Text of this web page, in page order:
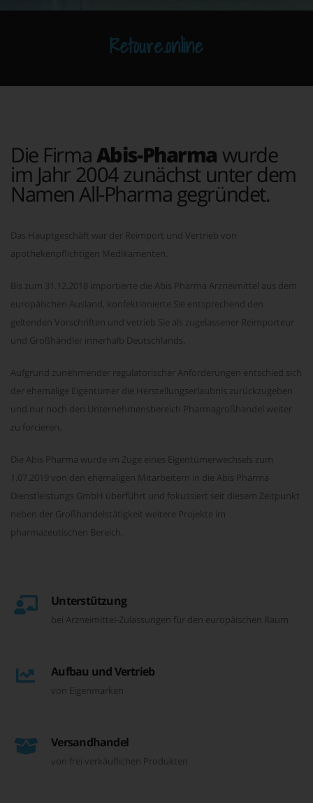
Retoure.online
Die Firma Abis-Pharma wurde
im Jahr 2004 zunächst unter dem
Namen All-Pharma gegründet.
Das Hauptgeschäft war der Reimport und Vertrieb von
apothekenpflichtigen Medikamenten.
Bis zum 31.12.2018 importierte die Abis Pharma Arzneimittel aus dem
europäischen Ausland, konfektionierte Sie entsprechend den
geltenden Vorschriften und vetrieb Sie als zugelassener Reimporteur
und Großhändler innerhalb Deutschlands.
Aufgrund zunehmender regulatorischer Anforderungen entschied sich
der ehemalige Eigentümer die Herstellungserlaubnis zurückzugeben
und nur noch den Unternehmensbereich Pharmagroßhandel weiter
zu forcieren.
Die Abis Pharma wurde im Zuge eines Eigentümerwechsels zum
1.07.2019 von den ehemaligen Mitarbeitern in die Abis Pharma
Dienstleistungs GmbH überführt und fokussiert seit diesem Zeitpunkt
neben der Großhandelstätigkeit weitere Projekte im
pharmazeutischen Bereich.
Unterstützung
bei Arzneimittel-Zulassungen für den europäischen Raum
Aufbau und Vertrieb
von Eigenmarken
Versandhandel
von frei verkäuflichen Produkten